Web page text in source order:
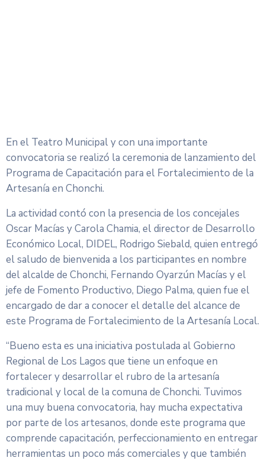
En el Teatro Municipal y con una importante
convocatoria se realizó la ceremonia de lanzamiento del
Programa de Capacitación para el Fortalecimiento de la
Artesanía en Chonchi.
La actividad contó con la presencia de los concejales
Oscar Macías y Carola Chamia, el director de Desarrollo
Económico Local, DIDEL, Rodrigo Siebald, quien entregó
el saludo de bienvenida a los participantes en nombre
del alcalde de Chonchi, Fernando Oyarzún Macías y el
jefe de Fomento Productivo, Diego Palma, quien fue el
encargado de dar a conocer el detalle del alcance de
este Programa de Fortalecimiento de la Artesanía Local.
“Bueno esta es una iniciativa postulada al Gobierno
Regional de Los Lagos que tiene un enfoque en
fortalecer y desarrollar el rubro de la artesanía
tradicional y local de la comuna de Chonchi. Tuvimos
una muy buena convocatoria, hay mucha expectativa
por parte de los artesanos, donde este programa que
comprende capacitación, perfeccionamiento en entregar
herramientas un poco más comerciales y que también